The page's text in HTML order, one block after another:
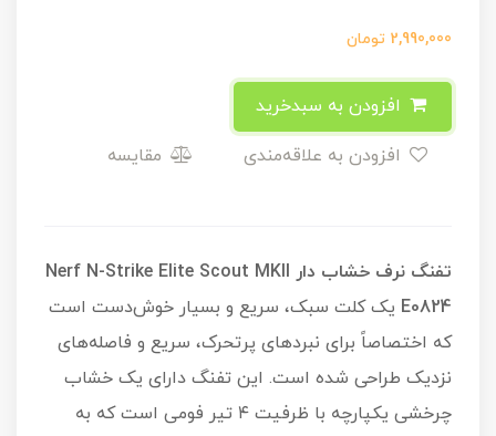
2,990,000 تومان
مقایسه
تفنگ نرف خشاب دار Nerf N-Strike Elite Scout MKII
E0824 یک کلت سبک، سریع و بسیار خوش‌دست است
که اختصاصاً برای نبردهای پرتحرک، سریع و فاصله‌های
نزدیک طراحی شده است. این تفنگ دارای یک خشاب
چرخشی یکپارچه با ظرفیت ۴ تیر فومی است که به